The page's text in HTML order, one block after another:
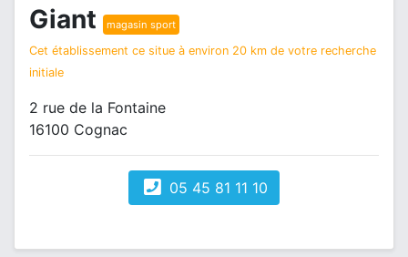
Giant magasin sport
Cet établissement ce situe à environ 20 km de votre recherche
initiale
2 rue de la Fontaine
16100 Cognac
05 45 81 11 10